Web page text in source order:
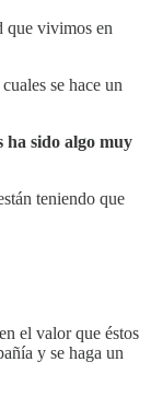
que vivimos en
se hace un
ha sido algo muy
teniendo que
el valor que éstos
y se haga un